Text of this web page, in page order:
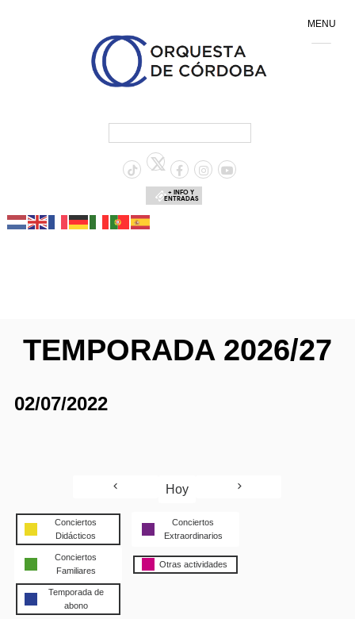
+ INFO Y
ENTRADAS
TEMPORADA 2026/27
02/07/2022
Hoy
Conciertos
Didácticos
Conciertos
Extraordinarios
Conciertos
Familiares
Otras actividades
Temporada de
abono
MENU